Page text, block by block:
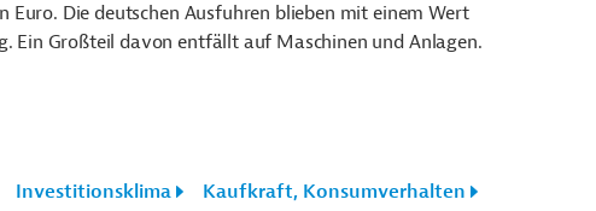
Die deutschen Ausfuhren blieben mit einem Wert
Ein Großteil davon entfällt auf Maschinen und Anlagen.
Investitionsklima Kaufkraft, Konsumverhalten